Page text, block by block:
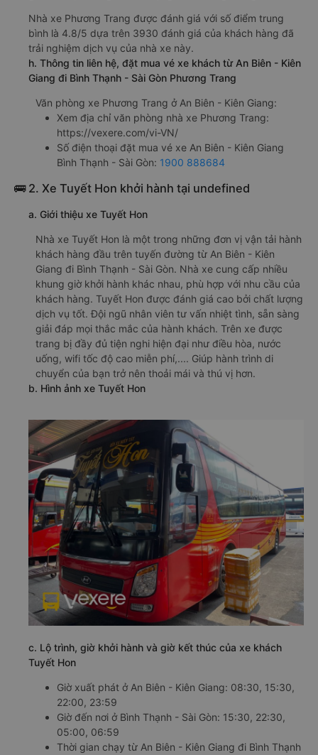
Nhà xe Phương Trang được đánh giá với số điểm trung
bình là 4.8/5 dựa trên 3930 đánh giá của khách hàng đã
trải nghiệm dịch vụ của nhà xe này.
h. Thông tin liên hệ, đặt mua vé xe khách từ An Biên - Kiên
Giang đi Bình Thạnh - Sài Gòn Phương Trang
Văn phòng xe Phương Trang ở An Biên - Kiên Giang:
Xem địa chỉ văn phòng nhà xe Phương Trang:
https://vexere.com/vi-VN/
Số điện thoại đặt mua vé xe An Biên - Kiên Giang
Bình Thạnh - Sài Gòn: 1900 888684
🚌 2. Xe Tuyết Hon khởi hành tại undefined
a. Giới thiệu xe Tuyết Hon
Nhà xe Tuyết Hon là một trong những đơn vị vận tải hành
khách hàng đầu trên tuyến đường từ An Biên - Kiên
Giang đi Bình Thạnh - Sài Gòn. Nhà xe cung cấp nhiều
khung giờ khởi hành khác nhau, phù hợp với nhu cầu của
khách hàng. Tuyết Hon được đánh giá cao bởi chất lượng
dịch vụ tốt. Đội ngũ nhân viên tư vấn nhiệt tình, sẵn sàng
giải đáp mọi thắc mắc của hành khách. Trên xe được
trang bị đầy đủ tiện nghi hiện đại như điều hòa, nước
uống, wifi tốc độ cao miễn phí,.... Giúp hành trình di
chuyển của bạn trở nên thoải mái và thú vị hơn.
b. Hình ảnh xe Tuyết Hon
c. Lộ trình, giờ khởi hành và giờ kết thúc của xe khách
Tuyết Hon
Giờ xuất phát ở An Biên - Kiên Giang: 08:30, 15:30,
22:00, 23:59
Giờ đến nơi ở Bình Thạnh - Sài Gòn: 15:30, 22:30,
05:00, 06:59
Thời gian chạy từ An Biên - Kiên Giang đi Bình Thạnh